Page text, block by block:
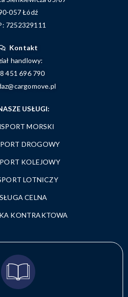
057 Łódź
7252329111
Kontakt
handlowy:
451 696 790
USŁUGI:
MORSKI
DROGOWY
KOLEJOWY
LOTNICZY
CELNA
KONTRAKTOWA